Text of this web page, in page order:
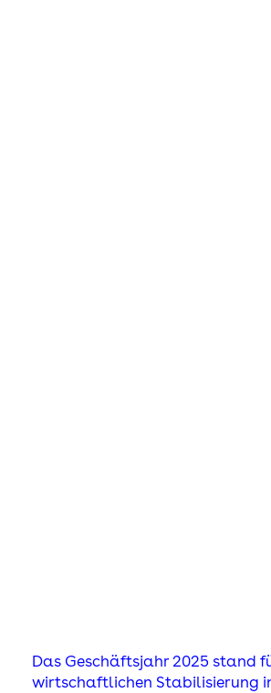
Das Geschäftsjahr 2025 stand
wirtschaftlichen Stabilisierung